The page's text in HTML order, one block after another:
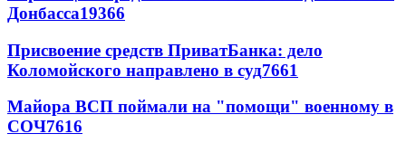
Донбасса19366
Присвоение средств ПриватБанка: дело
Коломойского направлено в суд7661
Майора ВСП поймали на "помощи" военному в
СОЧ7616